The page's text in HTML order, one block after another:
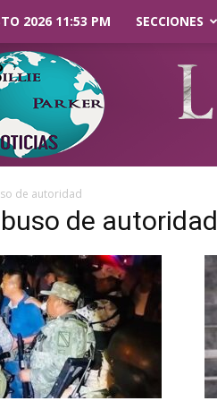
2026 11:53 PM SECCIONES
de autoridad
de autoridad